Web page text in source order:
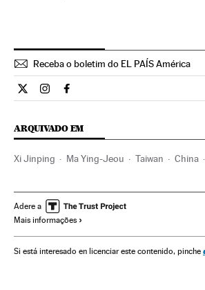
Receba o boletim do EL PAÍS América
Internacional El País Brasil en Twitter
Internacional El País Brasil en
Internacional El País Brasil
ARQUIVADO EM
Xi Jinping Ma Ying-Jeou Taiwan China
Adere a
Mais informações
Si está interesado en licenciar este contenido, pinche